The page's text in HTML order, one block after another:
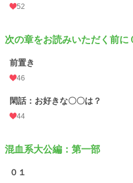
52
次の章をお読みいただく前に
前置き
46
閑話：お好きな〇〇は？
44
混血系大公編：第一部
０１